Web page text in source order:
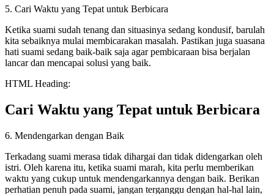
5. Cari Waktu yang Tepat untuk Berbicara
Ketika suami sudah tenang dan situasinya sedang kondusif, barulah
kita sebaiknya mulai membicarakan masalah. Pastikan juga suasana
hati suami sedang baik-baik saja agar pembicaraan bisa berjalan
lancar dan mencapai solusi yang baik.
HTML Heading:
Cari Waktu yang Tepat untuk Berbicara
6. Mendengarkan dengan Baik
Terkadang suami merasa tidak dihargai dan tidak didengarkan oleh
istri. Oleh karena itu, ketika suami marah, kita perlu memberikan
waktu yang cukup untuk mendengarkannya dengan baik. Berikan
perhatian penuh pada suami, jangan terganggu dengan hal-hal lain,